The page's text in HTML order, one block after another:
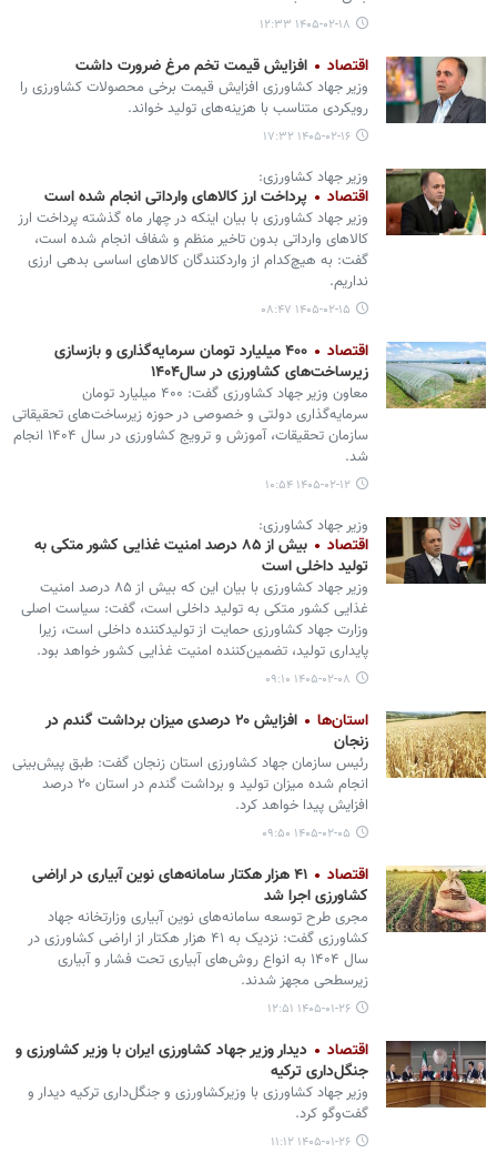
۱۴۰۵-۰۲-۱۸ ۱۲:۳۳
اقتصاد افزایش قیمت تخم مرغ ضرورت داشت
وزیر جهاد کشاورزی افزایش قیمت برخی محصولات کشاورزی را
رویکردی متناسب با هزینه‌های تولید خواند.
۱۴۰۵-۰۲-۱۶ ۱۷:۳۲
وزیر جهاد کشاورزی:
اقتصاد پرداخت ارز کالاهای وارداتی انجام شده است
وزیر جهاد کشاورزی با بیان اینکه در چهار ماه گذشته پرداخت ارز
کالاهای وارداتی بدون تاخیر منظم و شفاف انجام شده است،
گفت: به هیچ‌کدام از واردکنندگان کالاهای اساسی بدهی ارزی
نداریم.
۱۴۰۵-۰۲-۱۵ ۰۸:۴۷
اقتصاد
۴۰۰ میلیارد تومان سرمایه‌گذاری و بازسازی
زیرساخت‌های کشاورزی در سال۱۴۰۴
معاون وزیر جهاد کشاورزی گفت: ۴۰۰ میلیارد تومان
سرمایه‌گذاری دولتی و خصوصی در حوزه زیرساخت‌های تحقیقاتی
سازمان تحقیقات، آموزش و ترویج کشاورزی در سال ۱۴۰۴ انجام
شد.
۱۴۰۵-۰۲-۱۲ ۱۰:۵۴
وزیر جهاد کشاورزی:
اقتصاد
بیش از ۸۵ درصد امنیت غذایی کشور متکی به
تولید داخلی است
وزیر جهاد کشاورزی با بیان این که بیش از ۸۵ درصد امنیت
غذایی کشور متکی به تولید داخلی است، گفت: سیاست اصلی
وزارت جهاد کشاورزی حمایت از تولیدکننده داخلی است، زیرا
پایداری تولید، تضمین‌کننده امنیت غذایی کشور خواهد بود.
۱۴۰۵-۰۲-۰۸ ۰۹:۱۰
استان‌ها
افزایش ۲۰ درصدی میزان برداشت گندم در
زنجان
رئیس سازمان جهاد کشاورزی استان زنجان گفت: طبق پیش‌بینی
انجام شده میزان تولید و برداشت گندم در استان ۲۰ درصد
افزایش پیدا خواهد کرد.
۱۴۰۵-۰۲-۰۵ ۰۹:۵۰
اقتصاد
۴۱ هزار هکتار سامانه‌های نوین آبیاری در اراضی
کشاورزی اجرا شد
مجری طرح توسعه سامانه‌های نوین آبیاری وزارتخانه جهاد
کشاورزی گفت: نزدیک به ۴۱ هزار هکتار از اراضی کشاورزی در
سال ۱۴۰۴ به انواع روش‌های آبیاری تحت فشار و آبیاری
زیرسطحی مجهز شدند.
۱۴۰۵-۰۱-۲۶ ۱۲:۵۱
اقتصاد
دیدار وزیر جهاد کشاورزی ایران با وزیر کشاورزی و
جنگل‌داری ترکیه
وزیر جهاد کشاورزی با وزیرکشاورزی و جنگل‌داری ترکیه دیدار و
گفت‌وگو کرد.
۱۴۰۵-۰۱-۲۶ ۱۱:۱۲